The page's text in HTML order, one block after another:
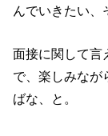
んでいきたい、
面接に関して言
で、楽しみなが
ばな、と。